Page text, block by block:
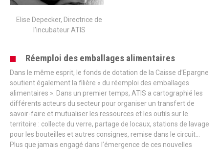
Elise Depecker, Directrice de
l’incubateur ATIS
Réemploi des emballages alimentaires
Dans le même esprit, le fonds de dotation de la Caisse d’Epargne
soutient également la filière « du réemploi des emballages
alimentaires ». Dans un premier temps, ATIS a cartographié les
différents acteurs du secteur pour organiser un transfert de
savoir-faire et mutualiser les ressources et les outils sur le
territoire : collecte du verre, partage de locaux, stations de lavage
pour les bouteilles et autres consignes, remise dans le circuit…
Plus que jamais engagé dans l’émergence de ces nouvelles